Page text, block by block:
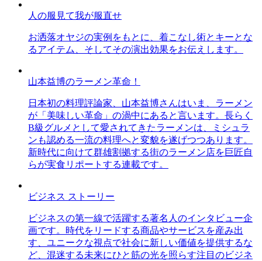
人の服見て我が服直せ
お洒落オヤジの実例をもとに、着こなし術とキーとな
るアイテム、そしてその演出効果をお伝えします。
山本益博のラーメン革命！
日本初の料理評論家、山本益博さんはいま、ラーメン
が「美味しい革命」の渦中にあると言います。長らく
B級グルメとして愛されてきたラーメンは、ミシュラ
ンも認める一流の料理へと変貌を遂げつつあります。
新時代に向けて群雄割拠する街のラーメン店を巨匠自
らが実食リポートする連載です。
ビジネス ストーリー
ビジネスの第一線で活躍する著名人のインタビュー企
画です。時代をリードする商品やサービスを産み出
す、ユニークな視点で社会に新しい価値を提供するな
ど、混迷する未来にひと筋の光を照らす注目のビジネ